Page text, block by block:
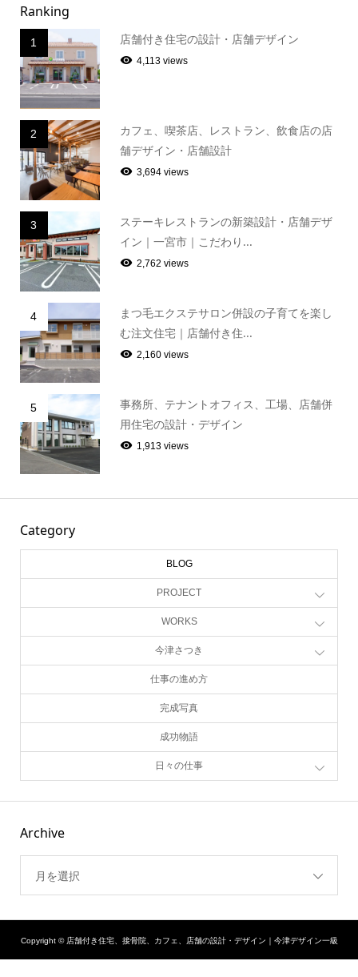
Ranking
1 店舗付き住宅の設計・店舗デザイン
4,113 views
2
カフェ、喫茶店、レストラン、飲食店の店
舗デザイン・店舗設計
3,694 views
3
ステーキレストランの新築設計・店舗デザ
イン｜一宮市｜こだわり...
2,762 views
4
まつ毛エクステサロン併設の子育てを楽し
む注文住宅｜店舗付き住...
2,160 views
5
事務所、テナントオフィス、工場、店舗併
用住宅の設計・デザイン
1,913 views
Category
BLOG
PROJECT
WORKS
今津さつき
仕事の進め方
完成写真
成功物語
日々の仕事
Archive
月を選択
Copyright ©店舗付き住宅、接骨院、カフェ、店舗の設計・デザイン｜今津デザイン一級